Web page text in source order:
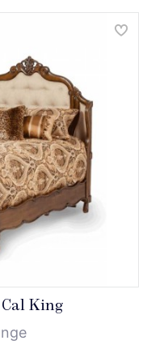
King